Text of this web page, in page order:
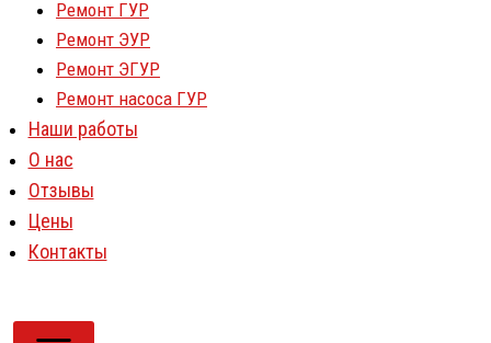
Ремонт ГУР
Ремонт ЭУР
Ремонт ЭГУР
Ремонт насоса ГУР
Наши работы
О нас
Отзывы
Цены
Контакты